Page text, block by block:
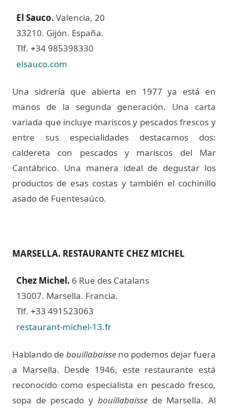
El Sauco. Valencia, 20
33210. Gijón. España.
Tlf. +34 985398330
elsauco.com
Una sidrería que abierta en 1977 ya está en
manos de la segunda generación. Una carta
variada que incluye mariscos y pescados frescos y
entre sus especialidades destacamos dos:
caldereta con pescados y mariscos del Mar
Cantábrico. Una manera ideal de degustar los
productos de esas costas y también el cochinillo
asado de Fuentesaúco.
MARSELLA. RESTAURANTE CHEZ MICHEL
Chez Michel. 6 Rue des Catalans
13007. Marsella. Francia.
Tlf. +33 491523063
restaurant-michel-13.fr
Hablando de bouillabaisse no podemos dejar fuera
a Marsella. Desde 1946, este restaurante está
reconocido como especialista en pescado fresco,
sopa de pescado y bouillabaissede Marsella. Al